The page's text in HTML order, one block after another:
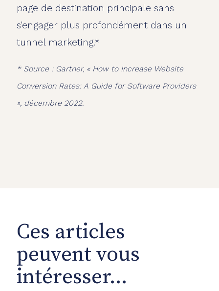
page de destination principale sans
s'engager plus profondément dans un
tunnel marketing.*
* Source : Gartner, « How to Increase Website
Conversion Rates: A Guide for Software Providers
», décembre 2022.
Ces articles
peuvent vous
intéresser...